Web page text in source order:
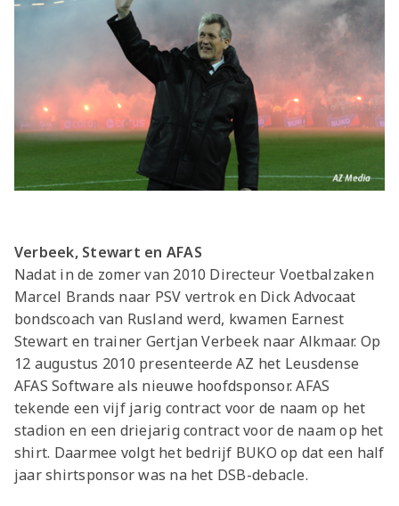
Verbeek, Stewart en AFAS
Nadat in de zomer van 2010 Directeur Voetbalzaken
Marcel Brands naar PSV vertrok en Dick Advocaat
bondscoach van Rusland werd, kwamen Earnest
Stewart en trainer Gertjan Verbeek naar Alkmaar. Op
12 augustus 2010 presenteerde AZ het Leusdense
AFAS Software als nieuwe hoofdsponsor. AFAS
tekende een vijf jarig contract voor de naam op het
stadion en een driejarig contract voor de naam op het
shirt. Daarmee volgt het bedrijf BUKO op dat een half
jaar shirtsponsor was na het DSB-debacle.